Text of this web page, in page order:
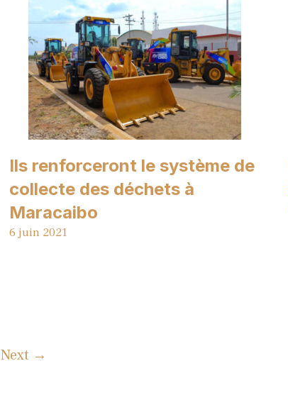
Ils renforceront le système de
collecte des déchets à
Maracaibo
6 juin 2021
Next →